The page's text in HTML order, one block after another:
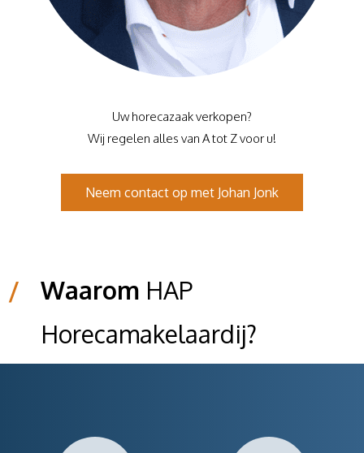
Uw horecazaak verkopen?
Wij regelen alles van A tot Z voor u!
Neem contact op met Johan Jonk
/ Waarom HAP
Horecamakelaardij?